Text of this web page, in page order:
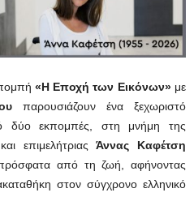
«Η Εποχή των Εικόνων»με
παρουσιάζουν ένα ξεχωριστό
δύο εκπομπές, στη μνήμη της
επιμελήτριαςΆννας Καφέτση
από τη ζωή, αφήνοντας
στον σύγχρονο ελληνικό